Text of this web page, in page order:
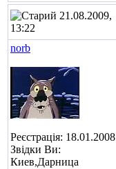
21.08.2009,
13:22
norb
Реєстрація: 18.01.2008
Звідки Ви:
Киев,Дарница